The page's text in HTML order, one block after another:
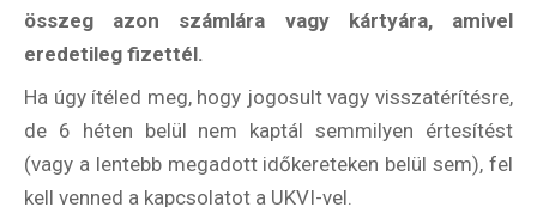
összeg azon számlára vagy kártyára, amivel
eredetileg fizettél.
Ha úgy ítéled meg, hogy jogosult vagy visszatérítésre,
de 6 héten belül nem kaptál semmilyen értesítést
(vagy a lentebb megadott időkereteken belül sem), fel
kell venned a kapcsolatot a UKVI-vel.